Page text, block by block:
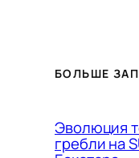
БОЛЬШЕ
Эволюция
гребли на